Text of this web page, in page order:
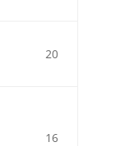
20
16